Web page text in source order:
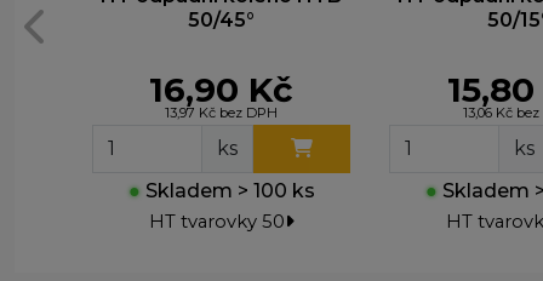
50/45°
16,90 Kč
13,97 Kč bez DPH
ks
● Skladem > 100 ks
HT tvarovky 50
50/
13,06 Kč
ks
● Skladem
HT